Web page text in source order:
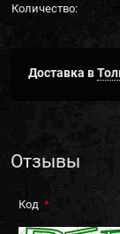
Количество:
Доставка в
Отзывы
Код